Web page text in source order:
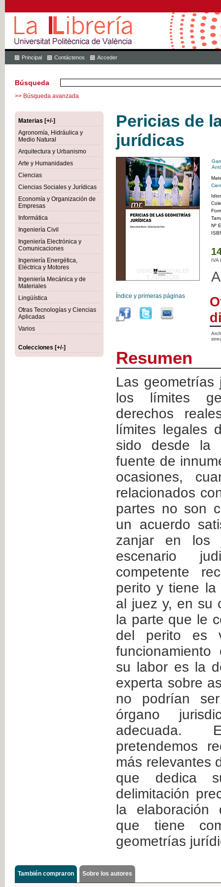
Principal Contáctenos Acceder
Búsqueda
>> Búsqueda avanzada
Materias [+/-]
Agronomía, Hidráulica y
Medio Natural
Arquitectura y Urbanismo
Arte y Humanidades
Ciencias
Ciencias Sociales y Jurídicas
Economía y Organización de
Empresas
Informática
Ingeniería Civil
Ingeniería Electrónica y
Comunicaciones
Ingeniería Energética,
Eléctrica y Motores
Ingeniería Mecánica y de
Materiales
Lingüística
Otras Tecnologías y Ciencias
Aplicadas
Varios
Colecciones [+/-]
Pericias de
jurídicas
Índice y primeras páginas
Nº
IVA
Resumen
Las geometrías
los límites
derechos
límites legales
sido desde la
fuente de
ocasiones,
relacionados
partes no son
un acuerdo
zanjar en los
escenario
competente
perito y tiene la
al juez y, en su
la parte que le
del perito es
su labor es la
experta sobre
no podrían
órgano
pretendemos
más relevantes
que dedica
delimitación
la elaboración
que tiene
geometrías
También compraron Sobre los autores